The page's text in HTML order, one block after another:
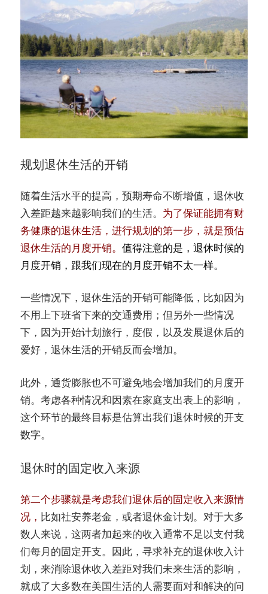
规划退休生活的开销
随着生活水平的提高，预期寿命不断增值，退休收
入差距越来越影响我们的生活。 为了保证能拥有财
务健康的退休生活，进行规划的第一步，就是预估
退休生活的月度开销。 值得注意的是，退休时候的
月度开销，跟我们现在的月度开销不太一样。
一些情况下，退休生活的开销可能降低，比如因为
不用上下班省下来的交通费用；但另外一些情况
下，因为开始计划旅行，度假，以及发展退休后的
爱好，退休生活的开销反而会增加。
此外，通货膨胀也不可避免地会增加我们的月度开
销。考虑各种情况和因素在家庭支出表上的影响，
这个环节的最终目标是估算出我们退休时候的开支
数字。
退休时的固定收入来源
第二个步骤就是考虑我们退休后的固定收入来源情
况， 比如社安养老金，或者退休金计划。对于大多
数人来说，这两者加起来的收入通常不足以支付我
们每月的固定开支。因此，寻求补充的退休收入计
划，来消除退休收入差距对我们未来生活的影响，
就成了大多数在美国生活的人需要面对和解决的问